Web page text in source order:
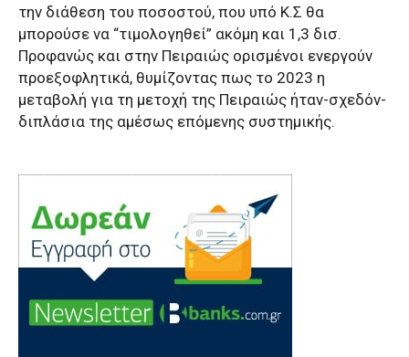
την διάθεση του ποσοστού, που υπό Κ.Σ θα
μπορούσε να “τιμολογηθεί” ακόμη και 1,3 δισ.
Προφανώς και στην Πειραιώς ορισμένοι ενεργούν
προεξοφλητικά, θυμίζοντας πως το 2023 η
μεταβολή για τη μετοχή της Πειραιώς ήταν-σχεδόν-
διπλάσια της αμέσως επόμενης συστημικής.